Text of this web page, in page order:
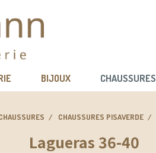
BIJOUX CHAUSSURES
CHAUSSURES PISAVERDE
Lagueras 36-40